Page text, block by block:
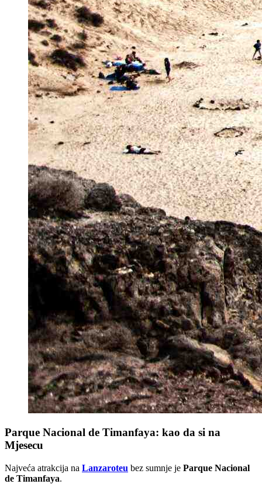
Parque Nacional de Timanfaya: kao da si na
Mjesecu
Najveća atrakcija na Lanzaroteu bez sumnje je Parque Nacional
de Timanfaya.